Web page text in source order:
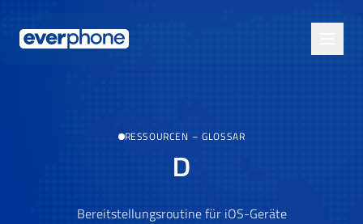
RESSOURCEN – GLOSSAR
D
Bereitstellungsroutine für iOS-Geräte